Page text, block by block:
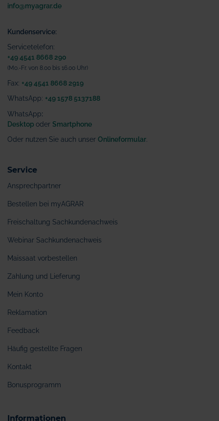
info@myagrar.de
Kundenservice:
Servicetelefon:
+49 4541 8668 290
(Mo.-Fr. von 8.00 bis 16.00 Uhr)
Fax: +49 4541 8668 2919
WhatsApp: +49 1578 5137188
WhatsApp:
Desktop oder Smartphone
Oder nutzen Sie auch unser Onlineformular
Service
Ansprechpartner
Bestellen bei myAGRAR
Freischaltung Sachkundenachweis
Webinar Sachkundenachweis
Maissaat vorbestellen
Zahlung und Lieferung
Mein Konto
Reklamation
Feedback
Häufig gestellte Fragen
Kontakt
Bonusprogramm
Informationen